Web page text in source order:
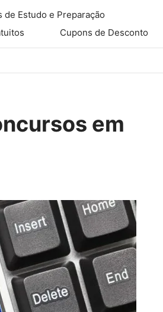
de Estudo e Preparação
Cupons de Desconto
em